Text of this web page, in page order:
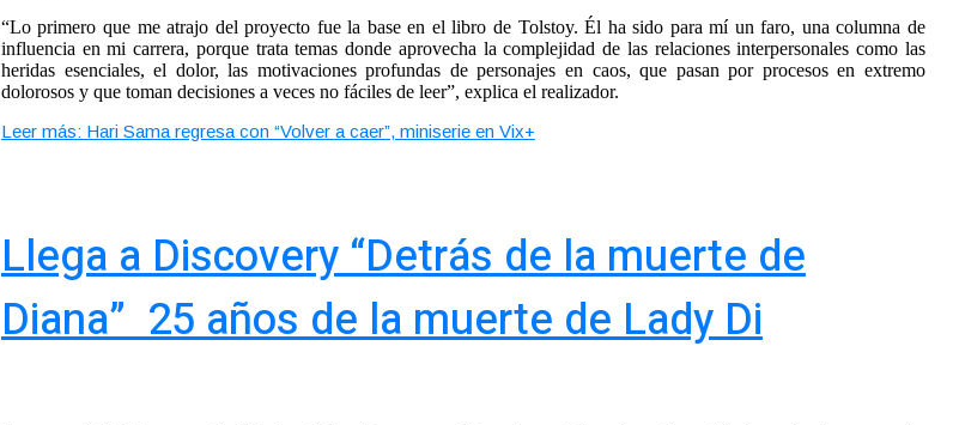
“Lo primero que me atrajo del proyecto fue la base en el libro de Tolstoy. Él ha sido para mí un faro, una columna de
influencia en mi carrera, porque trata temas donde aprovecha la complejidad de las relaciones interpersonales como las
heridas esenciales, el dolor, las motivaciones profundas de personajes en caos, que pasan por procesos en extremo
dolorosos y que toman decisiones a veces no fáciles de leer”, explica el realizador.
Leer más: Hari Sama regresa con “Volver a caer”, miniserie en Vix+
Llega a Discovery “Detrás de la muerte de
Diana” 25 años de la muerte de Lady Di